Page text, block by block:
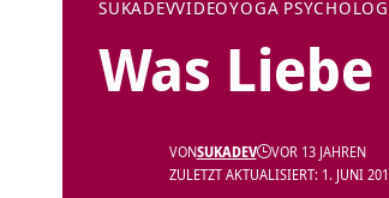
SUKADEVVIDEOYOGA
Was
ZULETZT AKTUALISIERT: 1. JUNI
VONSUKADEV VOR 13 JAHREN